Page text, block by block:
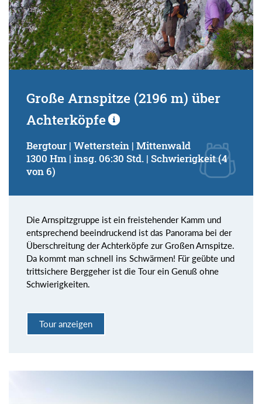
Große Arnspitze (2196 m) über
Achterköpfe
Bergtour | Wetterstein | Mittenwald
1300 Hm | insg. 06:30 Std. | Schwierigkeit (4
von 6)
Die Arnspitzgruppe ist ein freistehender Kamm und
entsprechend beeindruckend ist das Panorama bei der
Überschreitung der Achterköpfe zur Großen Arnspitze.
Da kommt man schnell ins Schwärmen! Für geübte und
trittsichere Berggeher ist die Tour ein Genuß ohne
Schwierigkeiten.
Tour anzeigen